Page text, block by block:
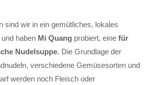
sind wir in ein gemütliches, lokales
haben Mi Quang probiert, einefür
Nudelsuppe. Die Grundlage der
verschiedene Gemüsesorten und
werden noch Fleisch oder